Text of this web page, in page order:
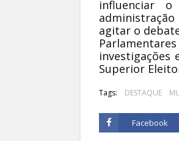
influenciar
agitar o
investigações
Superior
Tags: DESTAQUE
Facebook